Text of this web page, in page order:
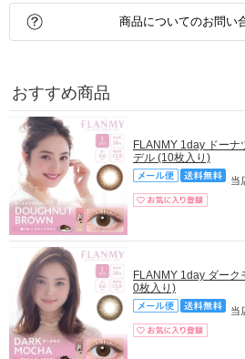
商品についてのお問い
おすすめ商品
FLANMY 1day ドーナ
デル (10枚入り)
当
FLANMY 1day ダーク
0枚入り)
当